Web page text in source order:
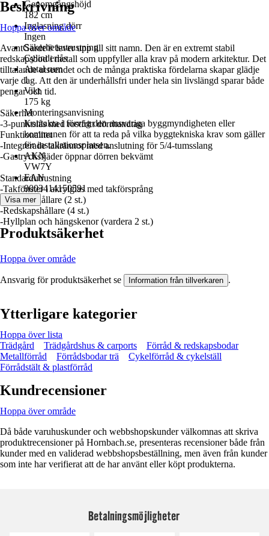
Genomgångshöjd
182 cm
Inglasning dörr
Ingen
Säkerhetsutrustning
Cylinderlås
Antal rum
1
Vikt
175 kg
Monteringsanvisning
Kontakta i förväg den ansvariga byggmyndigheten eller
kommunen för att ta reda på vilka byggtekniska krav som gäller
för installationsplatsen.
AKN
VW7Y
EAN
9003414150591
Beskrivning
Hoppa över område
AvantGarde® lever upp till sitt namn. Den är en extremt stabil
redskapsbod i metall som uppfyller alla krav på modern arkitektur. Det
tilltalande utseendet och de många praktiska fördelarna skapar glädje
varje dag. Att den är underhållsfri under hela sin livslängd sparar både
pengar och tid.
Säkerhet
-3-punktslås med rostfritt dörrhandtag
Funktionalitet
-Integrerade takrännor med anslutning för 5/4-tumsslang
-Gastrycksfjäder öppnar dörren bekvämt
Standardutrustning
-Takfönster i akrylglas med takförsprång
-Verktygshållare (2 st.)
-Redskapshållare (4 st.)
-Hyllplan och hängskenor (vardera 2 st.)
Visa mer
Produktsäkerhet
Hoppa över område
Ansvarig för produktsäkerhet se Information från tillverkaren .
Ytterligare kategorier
Hoppa över lista
Trädgård
Trädgårdshus & carports
Förråd & redskapsbodar
Metallförråd
Förrådsbodar trä
Cykelförråd & cykelställ
Förrådstält & plastförråd
Kundrecensioner
Hoppa över område
Då både varuhuskunder och webbshopskunder välkomnas att skriva
produktrecensioner på Hornbach.se, presenteras recensioner både från
kunder med en validerad webbshopsbeställning, men även från kunder
som inte har verifierat att de har använt eller köpt produkterna.
Betalningsmöjligheter